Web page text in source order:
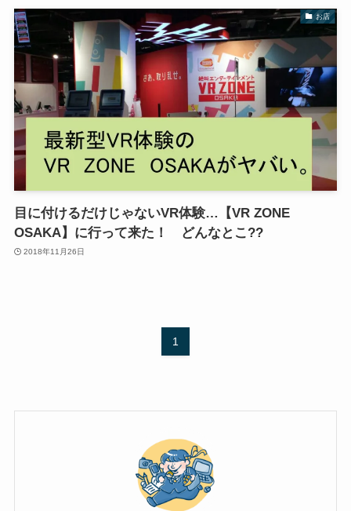
お店
目に付けるだけじゃないVR体験…【VR ZONE
OSAKA】に行って来た！ どんなとこ??
2018年11月26日
1